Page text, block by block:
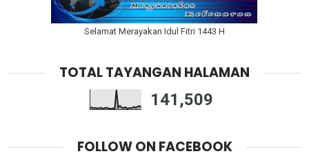
Selamat Merayakan Idul Fitri 1443 H
TOTAL TAYANGAN HALAMAN
141,509
FOLLOW ON FACEBOOK